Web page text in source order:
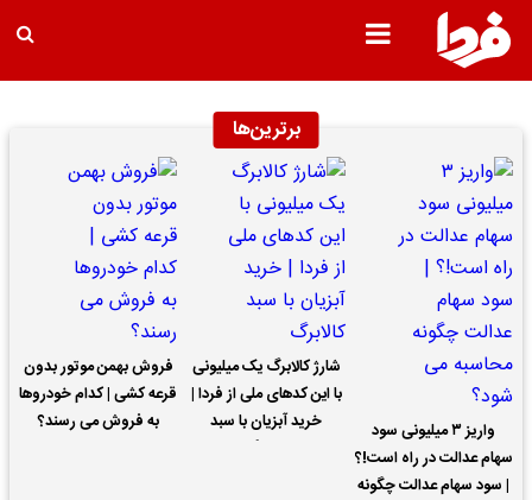
برترین‌ها
واریز ۳ میلیونی سود
سهام عدالت در راه است!؟
| سود سهام عدالت چگونه
شارژ کالابرگ یک میلیونی
با این کدهای ملی از فردا |
خرید آبزیان با سبد
فروش بهمن موتور بدون
قرعه کشی | کدام خودروها
به فروش می رسند؟